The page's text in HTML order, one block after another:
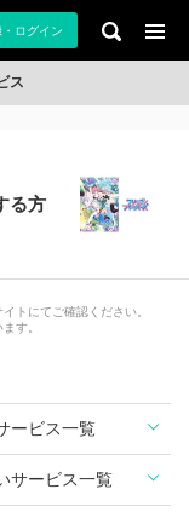
・ログイン
ス
る方
トにてご確認ください。
す。
ービス一覧
サービス一覧